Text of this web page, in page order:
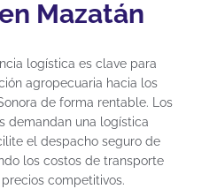
Mazatán
logística es clave para
agropecuaria hacia los
de forma rentable. Los
demandan una logística
el despacho seguro de
los costos de transporte
competitivos.